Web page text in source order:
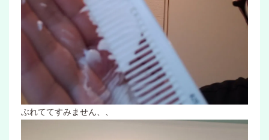
ぶれててすみません、、